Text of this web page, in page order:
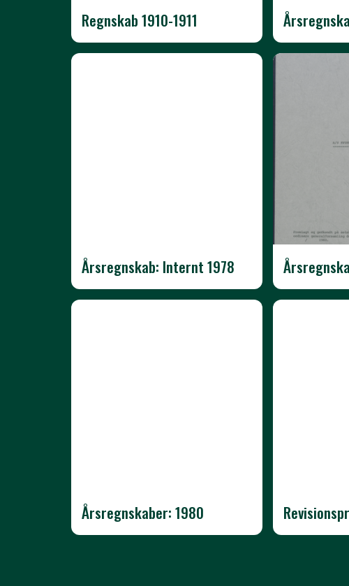
Regnskab 1910-1911
Årsregnskab: Internt 1978
Årsregnskaber: 1980